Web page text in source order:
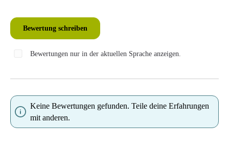
Bewertung schreiben
Bewertungen nur in der aktuellen Sprache anzeigen.
Keine Bewertungen gefunden. Teile deine Erfahrungen
mit anderen.